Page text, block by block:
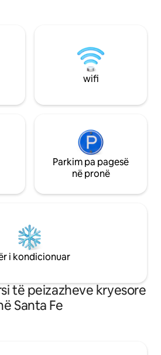
biznesi,
thjesht për të
Fe.
dhe një pishinë
wifi
Parkim pa pagesë
në pronë
i kondicionuar
të peizazheve kryesore
Santa Fe